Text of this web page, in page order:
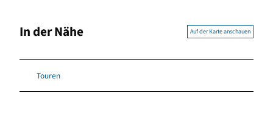
In der Nähe Auf der Karte anschauen
Touren